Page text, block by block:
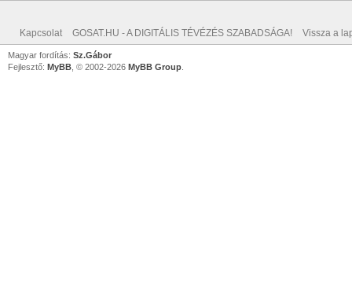
Kapcsolat GOSAT.HU - A DIGITÁLIS TÉVÉZÉS SZABADSÁGA! Vissza a
Magyar fordítás: Sz.Gábor
Fejlesztő: MyBB , © 2002-2026 MyBB Group